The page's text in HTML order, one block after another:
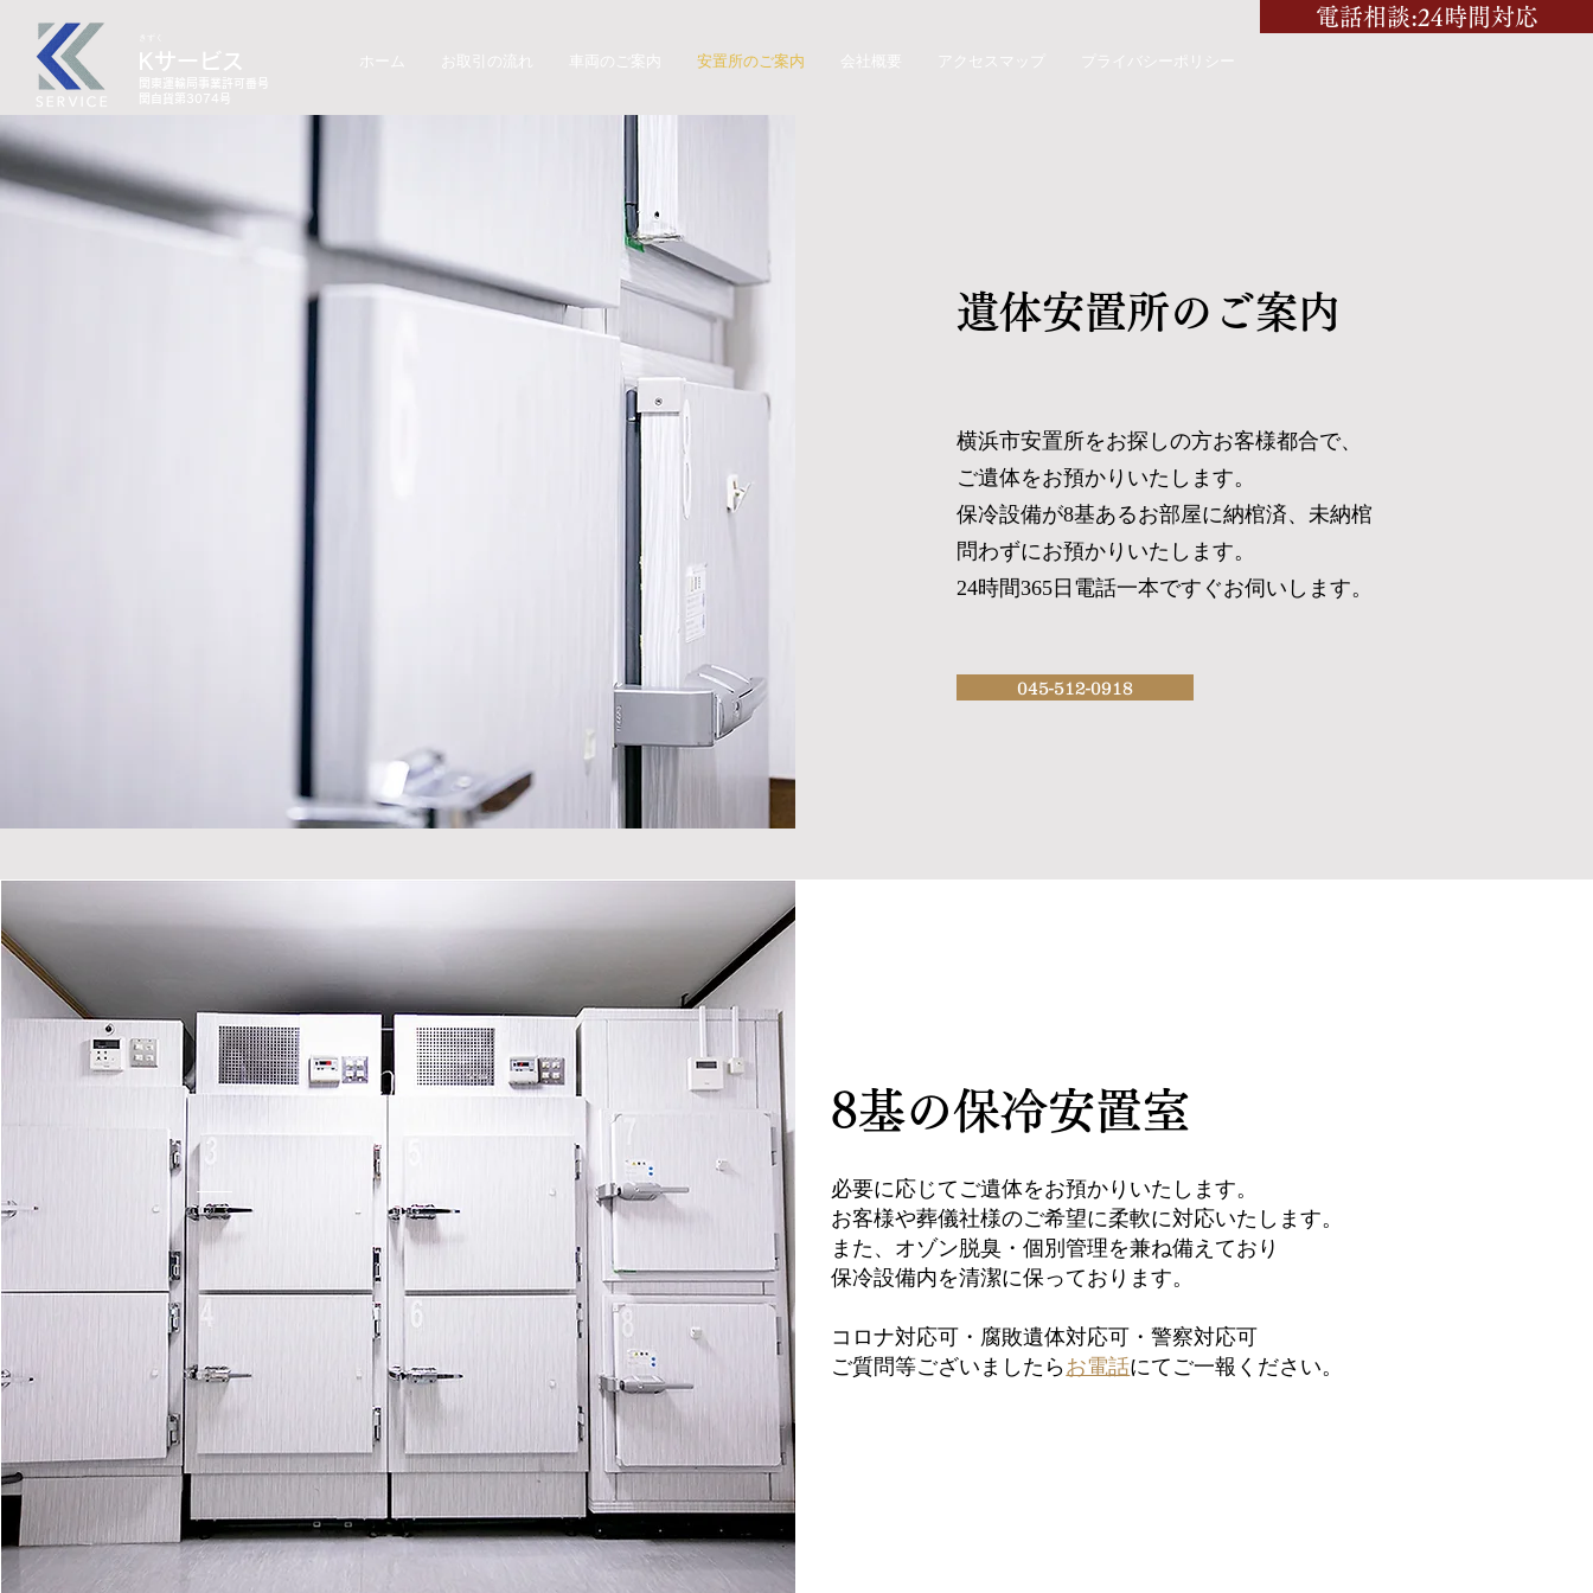
K ​サービス
関東運輸局事業許可番号
​関自貨第3074号
ホーム お取引の流れ 車両のご案内 安置所のご案内 会社概要 アクセスマップ プライバシーポリシー
電話相談:24時間対応
遺体安置所のご案内
横浜市安置所をお探しの方お客様都合で、
ご遺体をお預かりいたします。
保冷設備が8基あるお部屋に納棺済、未納棺
問わずにお預かりいたします。
24時間365日 電話一本ですぐお伺いします。
045-512-0918
8基の保冷安置室
​必要に応じてご遺体をお預かりいたします。
お客様や葬儀社様のご希望に柔軟に対応いたします。
また、オゾン脱臭・個別管理を兼ね備えており
​保冷設備内を清潔に保っております。
コロナ対応可・腐敗遺体対応可・警察対応可
​ご質問等ございましたらお電話にてご一報ください。